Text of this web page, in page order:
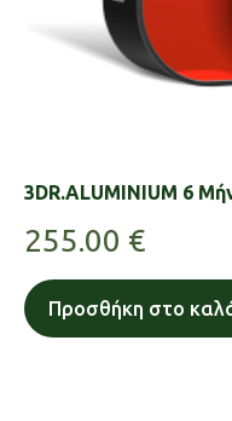
3DR.ALUMINIUM 6
255.00 €
Προσθήκη στο